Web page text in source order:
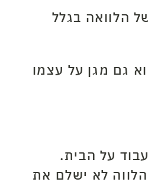
הלוואה בגלל
גם מגן על עצמו
על הבית.
לא ישלם את